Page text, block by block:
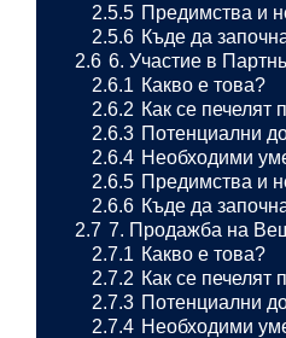
2.5.5 Предимства и
2.5.6 Къде да
2.6 6. Участие в
2.6.1 Какво е това?
2.6.2 Как се печелят
2.6.3 Потенциални
2.6.4 Необходими
2.6.5 Предимства и
2.6.6 Къде да
2.7 7. Продажба на
2.7.1 Какво е това?
2.7.2 Как се печелят
2.7.3 Потенциални
2.7.4 Необходими